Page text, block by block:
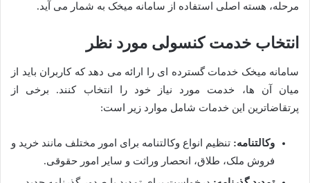
مرحله، هسته اصلی استفاده از سامانه میخک به شمار می آید.
انتخاب خدمت کنسولی مورد نظر
سامانه میخک خدمات گسترده ای را ارائه می دهد که کاربران باید از
میان آن ها، خدمت مورد نیاز خود را انتخاب کنند. برخی از
پرتقاضاترین این خدمات شامل موارد زیر است:
وکالتنامه: تنظیم انواع وکالتنامه برای امور مختلف مانند خرید و
فروش ملک، طلاق، انحصار وراثت و سایر امور حقوقی.